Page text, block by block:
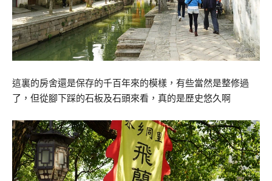
這裏的房舍還是保存的千百年來的模樣，有些當然是整修過
了，但從腳下踩的石板及石頭來看，真的是歷史悠久啊